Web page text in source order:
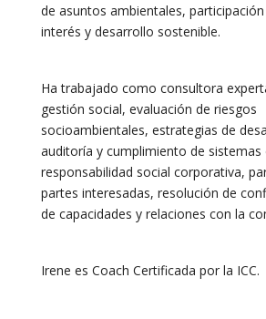
de asuntos ambientales,
interés y desarrollo sostenible.
Ha trabajado como consultora
gestión social, evaluación de riesgos
socioambientales, estrategias de
auditoría y cumplimiento de sistemas
responsabilidad social corporativa,
partes interesadas, resolución de
de capacidades y relaciones con la
Irene es Coach Certificada por la ICC.